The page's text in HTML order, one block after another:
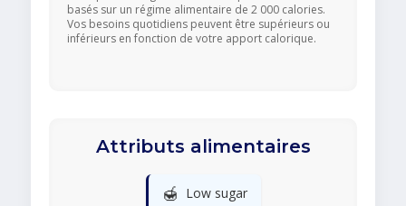
basés sur un régime alimentaire de 2 000 calories.
Vos besoins quotidiens peuvent être supérieurs ou
inférieurs en fonction de votre apport calorique.
Attributs alimentaires
🍯 Low sugar